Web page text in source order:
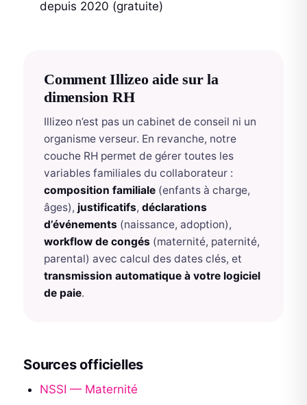
depuis 2020 (gratuite)
Comment Illizeo aide sur la
dimension RH
Illizeo n’est pas un cabinet de conseil ni un
organisme verseur. En revanche, notre
couche RH permet de gérer toutes les
variables familiales du collaborateur :
composition familiale (enfants à charge,
âges), justificatifs, déclarations
d’événements (naissance, adoption),
workflow de congés (maternité, paternité,
parental) avec calcul des dates clés, et
transmission automatique à votre logiciel
de paie.
Sources officielles
NSSI — Maternité